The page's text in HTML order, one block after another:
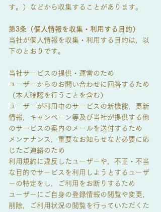
す。）などから収集することがあります。
第3条（個人情報を収集・利用す る目的）
当社が個人情報を収集・利用する目的は，以
下のとおりです。
当社サービスの提供・運営のため
ユーザーからのお問い合わせに回答するため
（本人確認を行うことを含む）
ユーザーが利用中のサービスの新機能，更新
情報，キャンペーン等及び当社が提供する他
のサービスの案内のメールを送付するため
メンテナンス，重要なお知らせなど必要に応
じたご連絡のため
利用規約に違反したユーザーや，不正・不当
な目的でサービスを利用しようとするユーザ
ーの特定をし，ご利用をお断りするため
ユーザーにご自身の登録情報の閲覧や変更，
削除，ご利用状況の閲覧を行っていただくた